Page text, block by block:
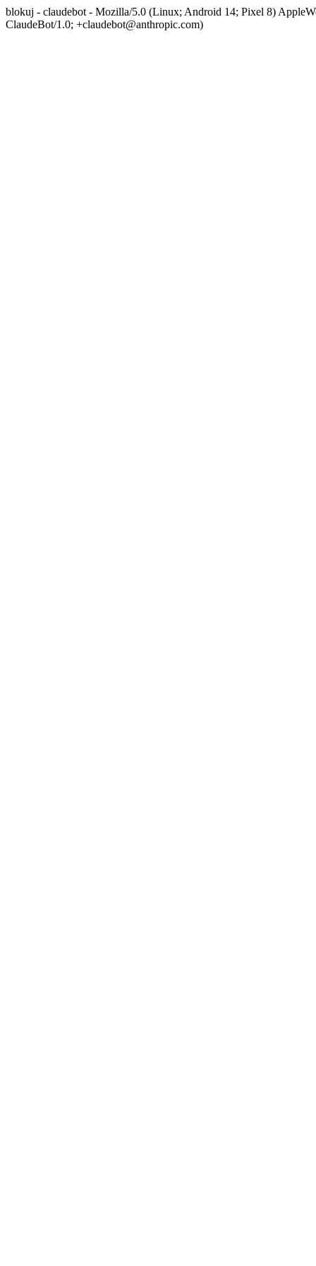
blokuj - claudebot - Mozilla/5.0 (Linux; Android 14; Pixel 8)
ClaudeBot/1.0; +claudebot@anthropic.com)